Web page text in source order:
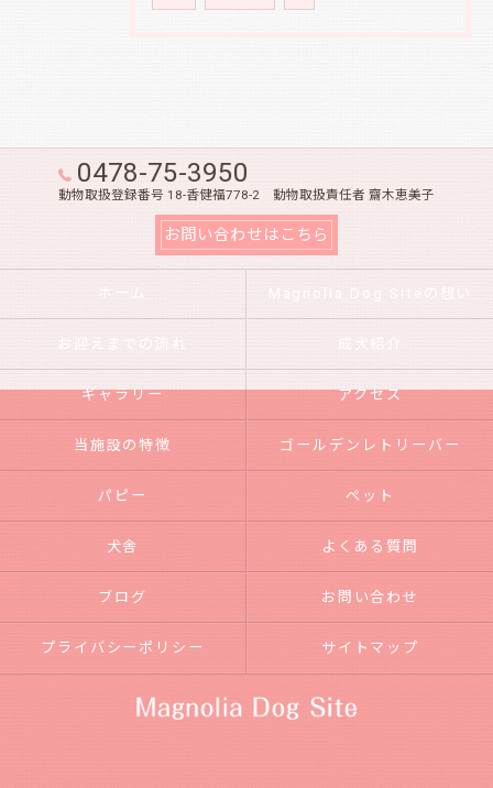
0478-75-3950
動物取扱登録番号 18-香健福778-2 動物取扱責任者 齋木恵美子
お問い合わせはこちら
ホーム Magnolia Dog Siteの想い
お迎えまでの流れ 成犬紹介
ギャラリー アクセス
当施設の特徴 ゴールデンレトリーバー
パピー ペット
犬舎 よくある質問
ブログ お問い合わせ
プライバシーポリシー サイトマップ